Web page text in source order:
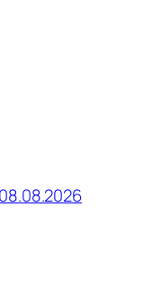
08.08.2026